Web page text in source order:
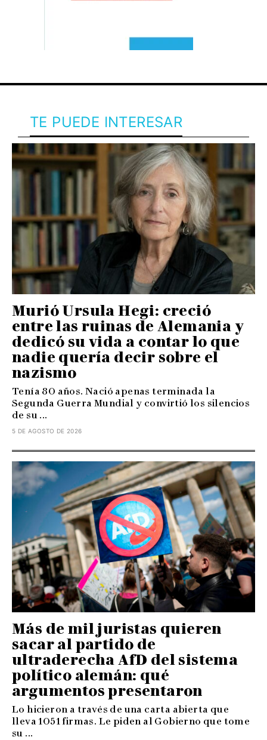
TE PUEDE INTERESAR
Murió Ursula Hegi: creció
entre las ruinas de Alemania y
dedicó su vida a contar lo que
nadie quería decir sobre el
nazismo
Tenía 80 años. Nació apenas terminada la
Segunda Guerra Mundial y convirtió los silencios
de su ...
5 DE AGOSTO DE 2026
Más de mil juristas quieren
sacar al partido de
ultraderecha AfD del sistema
político alemán: qué
argumentos presentaron
Lo hicieron a través de una carta abierta que
lleva 1051 firmas. Le piden al Gobierno que tome
su ...